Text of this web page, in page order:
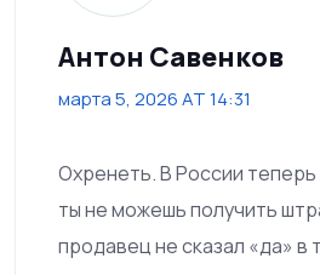
Антон Савенков
марта 5, 2026 AT 14:31
Охренеть. В России теперь
ты не можешь получить
продавец не сказал «да» в